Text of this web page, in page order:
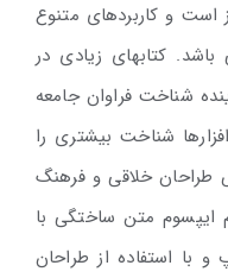
است و کاربردهای متنوع
کتابهای زیادی در
شناخت فراوان جامعه
شناخت بیشتری را
طراحان خلاقی و فرهنگ
ایپسوم متن ساختگی با
با استفاده از طراحان